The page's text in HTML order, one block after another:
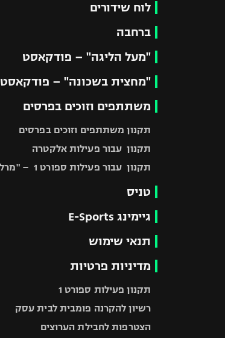
לוח שידורים
ברחבה
"מעל הליגה" – פודקאסט
"מחצית בשכונה" – פודקאסט
משתתפים וזוכים בפרסים
תקנון משתתפים וזוכים בפרסים
תקנון עבור פעילות אלקטרה
תקנון עבור פעילות ספורט 1 – "מרלן"
טניס
גיימינג E-Sports
תנאי שימוש
מדיניות פרטיות
תקנון פעילות ספורט 1
רשיון להקרנה פומבית לבית עסק
הצטרפות לחבילת הערוצים